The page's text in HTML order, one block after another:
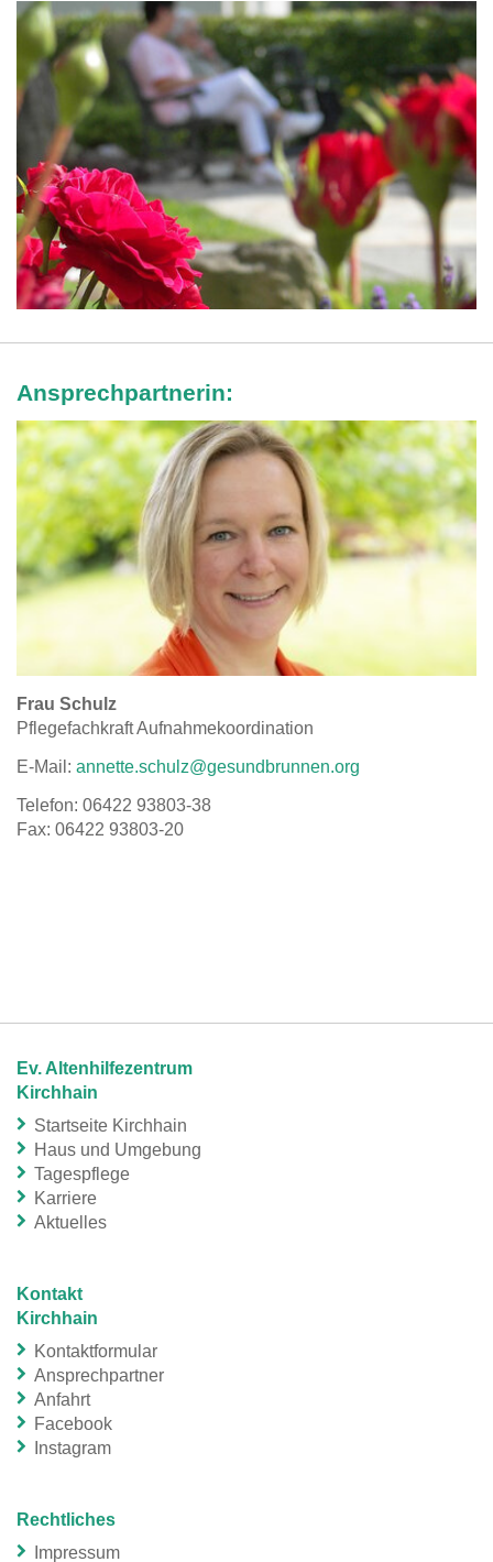
Ansprechpartnerin:
Frau Schulz
Pflegefachkraft Aufnahmekoordination
E-Mail: annette.schulz@gesundbrunnen.org
Telefon: 06422 93803-38
Fax: 06422 93803-20
Ev. Altenhilfezentrum
Kirchhain
Startseite Kirchhain
Haus und Umgebung
Tagespflege
Karriere
Aktuelles
Kontakt
Kirchhain
Kontaktformular
Ansprechpartner
Anfahrt
Facebook
Instagram
Rechtliches
Impressum